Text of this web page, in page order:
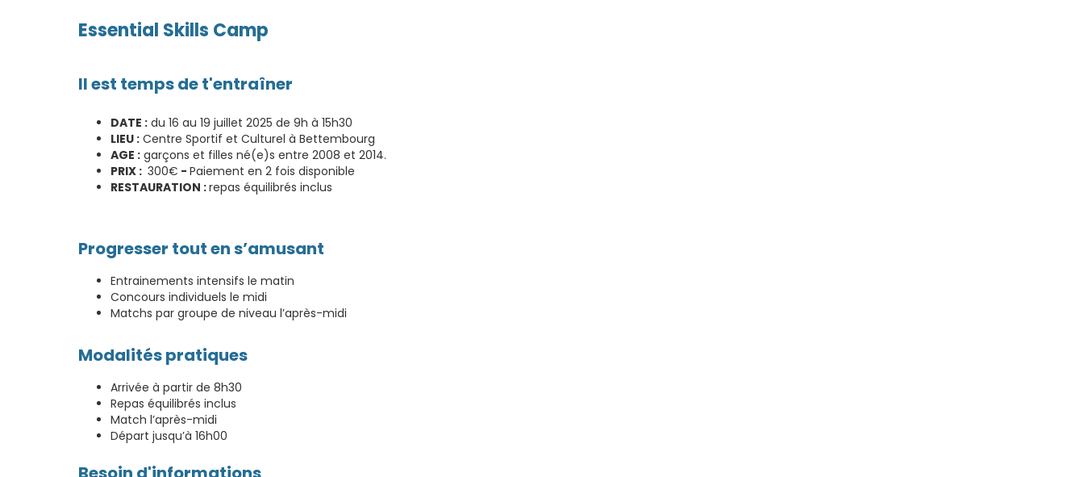
Essential Skills Camp
Il est temps de t'entraîner
DATE : du 16 au 19 juillet 2025 de 9h à 15h30
LIEU : Centre Sportif et Culturel à Bettembourg
AGE : garçons et filles né(e)s entre 2008 et 2014.
PRIX : 300€ - Paiement en 2 fois disponible
RESTAURATION :repas équilibrés inclus
Progresser tout en s’amusant
Entrainements intensifs le matin
Concours individuels le midi
Matchs par groupe de niveau l’après-midi
Modalités pratiques
Arrivée à partir de 8h30
Repas équilibrés inclus
Match l’après-midi
Départ jusqu’à 16h00